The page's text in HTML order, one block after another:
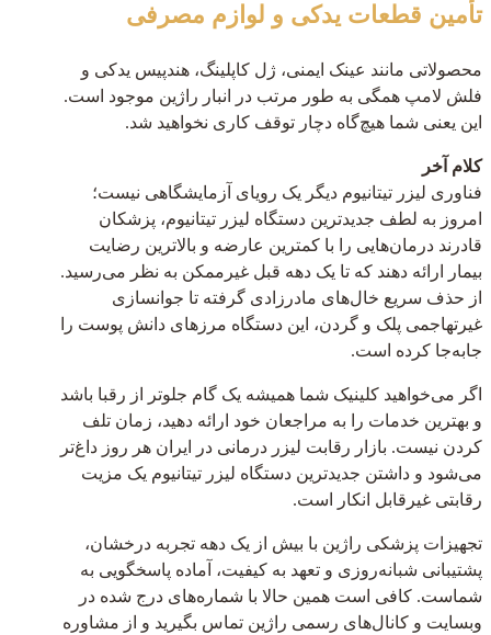
تأمین قطعات یدکی و لوازم مصرفی
محصولاتی مانند عینک ایمنی، ژل کاپلینگ، هندپیس یدکی و
فلش لامپ همگی به طور مرتب در انبار راژین موجود است.
این یعنی شما هیچ‌گاه دچار توقف کاری نخواهید شد.
کلام آخر
فناوری لیزر تیتانیوم دیگر یک رویای آزمایشگاهی نیست؛
امروز به لطف جدیدترین دستگاه لیزر تیتانیوم، پزشکان
قادرند درمان‌هایی را با کمترین عارضه و بالاترین رضایت
بیمار ارائه دهند که تا یک دهه قبل غیرممکن به نظر می‌رسید.
از حذف سریع خال‌های مادرزادی گرفته تا جوانسازی
غیرتهاجمی پلک و گردن، این دستگاه مرزهای دانش پوست را
جابه‌جا کرده است.
اگر می‌خواهید کلینیک شما همیشه یک گام جلوتر از رقبا باشد
و بهترین خدمات را به مراجعان خود ارائه دهید، زمان تلف
کردن نیست. بازار رقابت لیزر درمانی در ایران هر روز داغ‌تر
می‌شود و داشتن جدیدترین دستگاه لیزر تیتانیوم یک مزیت
رقابتی غیرقابل انکار است.
تجهیزات پزشکی راژین با بیش از یک دهه تجربه درخشان،
پشتیبانی شبانه‌روزی و تعهد به کیفیت، آماده پاسخگویی به
شماست. کافی است همین حالا با شماره‌های درج شده در
وبسایت و کانال‌های رسمی راژین تماس بگیرید و از مشاوره